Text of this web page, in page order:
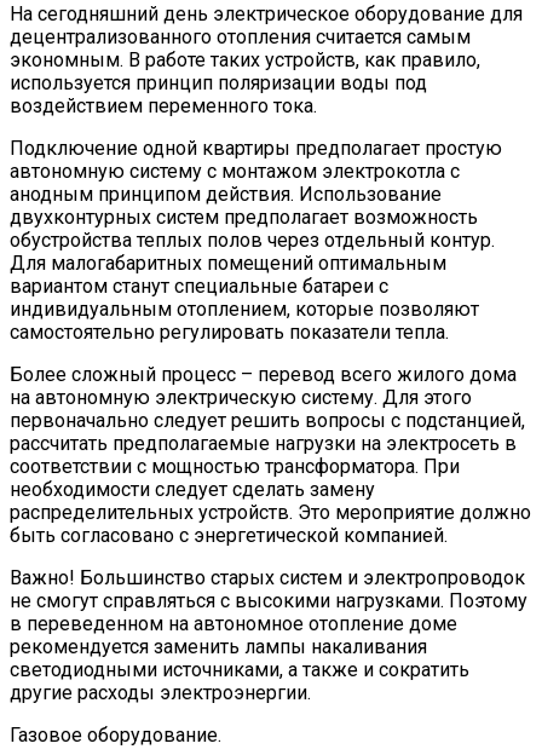
На сегодняшний день электрическое оборудование для
децентрализованного отопления считается самым
экономным. В работе таких устройств, как правило,
используется принцип поляризации воды под
воздействием переменного тока.
Подключение одной квартиры предполагает простую
автономную систему с монтажом электрокотла с
анодным принципом действия. Использование
двухконтурных систем предполагает возможность
обустройства теплых полов через отдельный контур.
Для малогабаритных помещений оптимальным
вариантом станут специальные батареи с
индивидуальным отоплением, которые позволяют
самостоятельно регулировать показатели тепла.
Более сложный процесс – перевод всего жилого дома
на автономную электрическую систему. Для этого
первоначально следует решить вопросы с подстанцией,
рассчитать предполагаемые нагрузки на электросеть в
соответствии с мощностью трансформатора. При
необходимости следует сделать замену
распределительных устройств. Это мероприятие должно
быть согласовано с энергетической компанией.
Важно! Большинство старых систем и электропроводок
не смогут справляться с высокими нагрузками. Поэтому
в переведенном на автономное отопление доме
рекомендуется заменить лампы накаливания
светодиодными источниками, а также и сократить
другие расходы электроэнергии.
Газовое оборудование.